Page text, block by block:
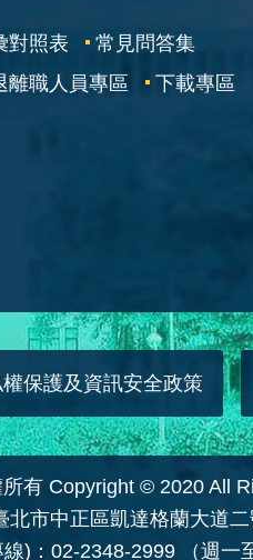
對照表
常見問答集
離職人員專區
下載專區
保護及資訊安全政策
有 Copyright © 2020 All
北市中正區凱達格蘭大道二
)：02-2348-2999 （週一